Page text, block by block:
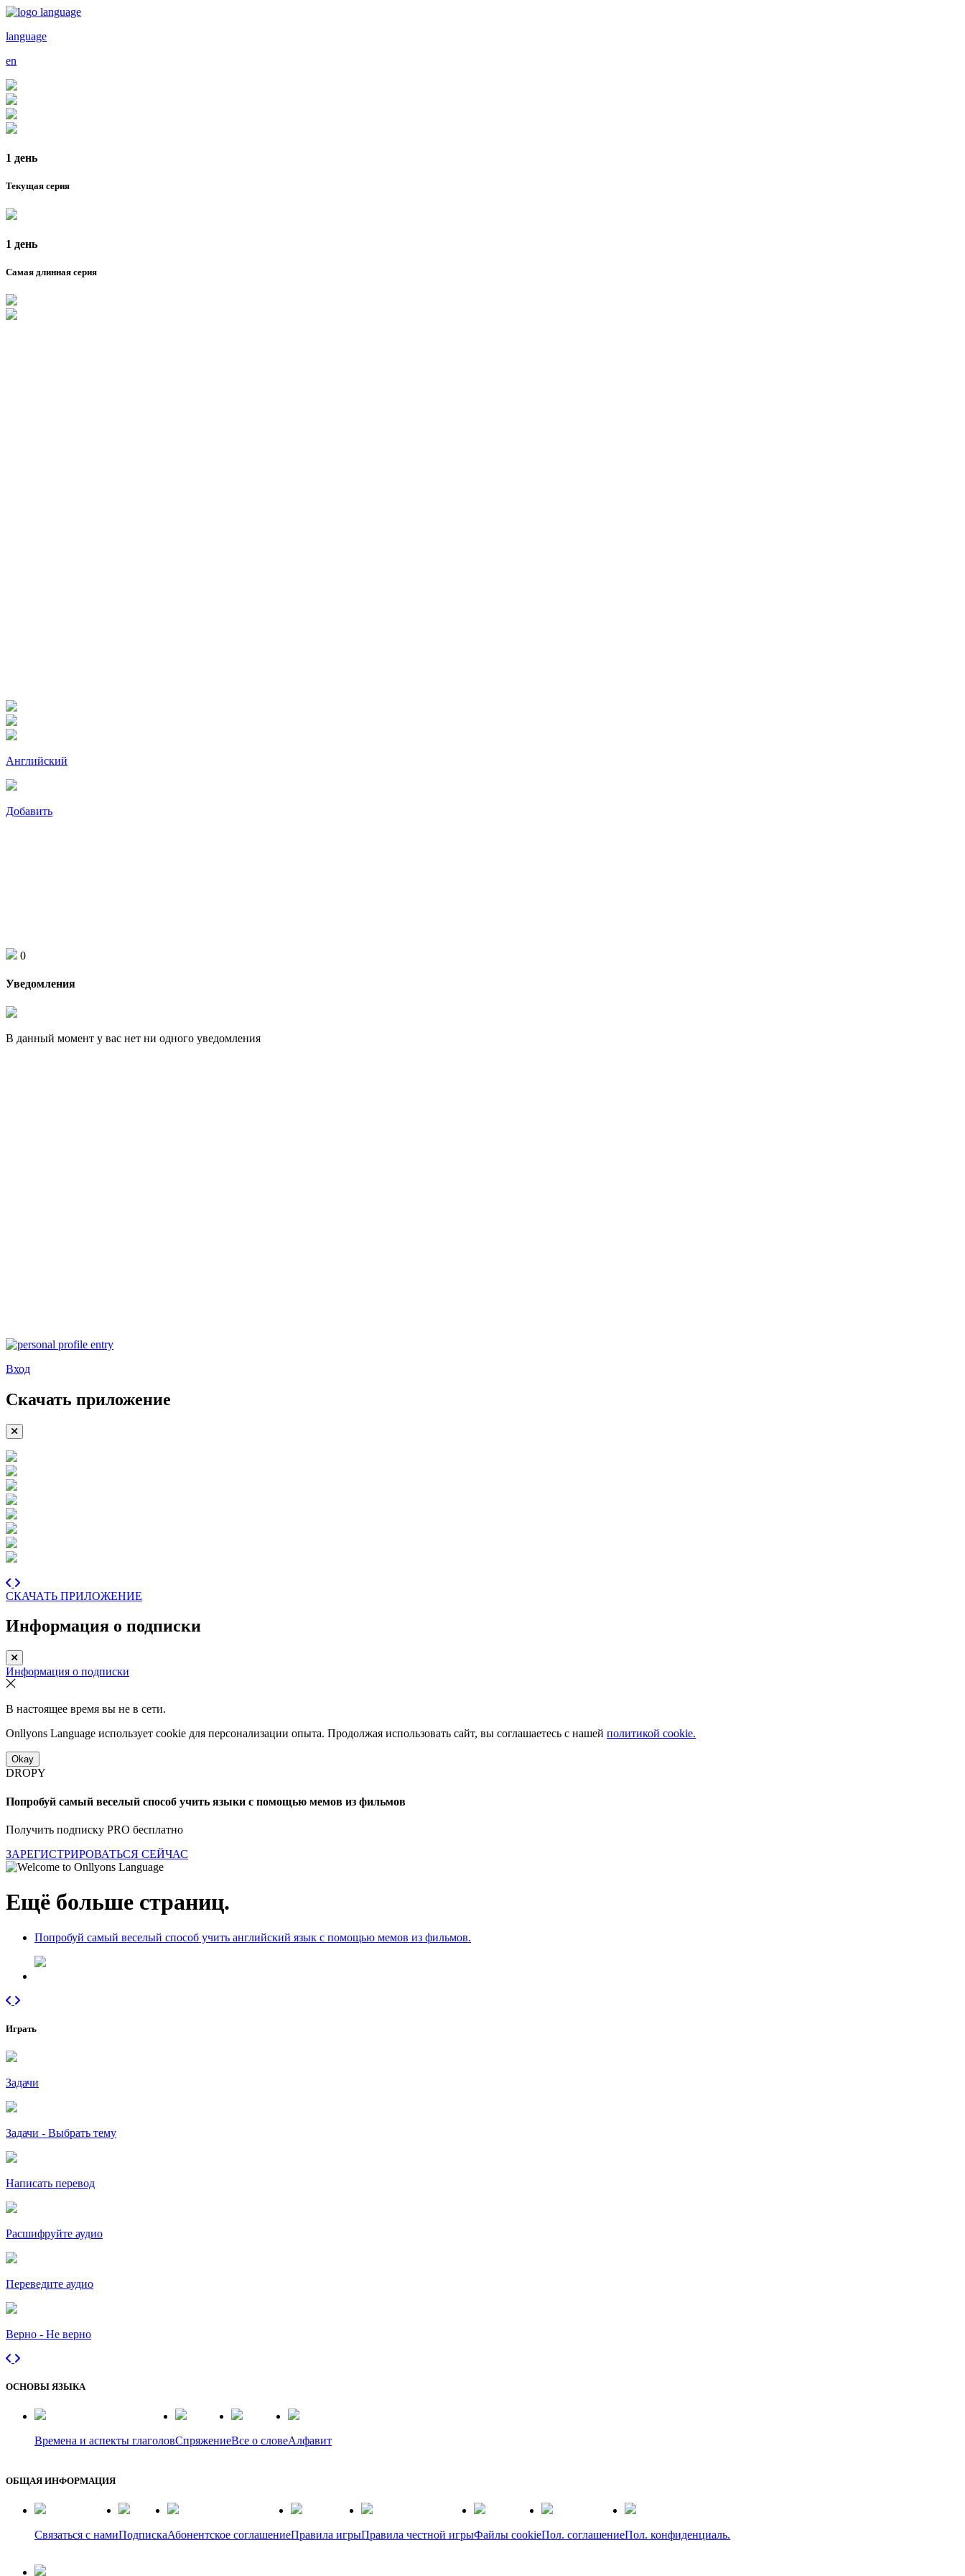
language
en
1 день
Текущая серия
1 день
Самая длинная серия
Английский
Добавить
0
Уведомления
В данный момент у вас нет ни одного уведомления
Вход
Скачать приложение
СКАЧАТЬ ПРИЛОЖЕНИЕ
Информация о подписки
Информация о подписки
В настоящее время вы не в сети.
Onllyons Language использует cookie для персонализации опыта. Продолжая использовать сайт, вы соглашаетесь с нашей политикой cookie.
Okay
DROPY
Попробуй самый веселый способ учить языки с помощью мемов из фильмов
Получить подписку PRO бесплатно
ЗАРЕГИСТРИРОВАТЬСЯ СЕЙЧАС
Ещё больше страниц.
Попробуй самый веселый способ учить английский язык с помощью мемов из фильмов.
Играть
Задачи
Задачи - Выбрать тему
Написать перевод
Расшифруйте аудио
Переведите аудио
Верно - Не верно
ОСНОВЫ ЯЗЫКА
Времена и аспекты глаголовСпряжениеВсе о словеАлфавит
ОБЩАЯ ИНФОРМАЦИЯ
Связаться с намиПодпискаАбонентское соглашениеПравила игрыПравила честной игрыФайлы cookieПол. соглашениеПол. конфиденциаль.